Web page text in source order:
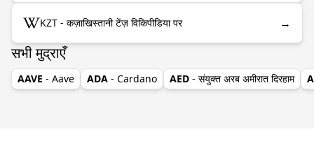
KZT - कज़ाखिस्तानी टेंज़ विकिपीडिया पर →
सभी मुद्राएँ
AAVE - Aave ADA - Cardano AED - संयुक्त अरब अमीरात दिरहाम